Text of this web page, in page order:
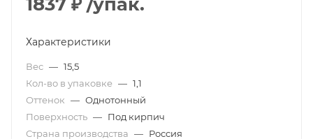
Характеристики
Вес — 15,5
Кол-во в упаковке — 1,1
Оттенок — Однотонный
Поверхность — Под кирпич
Страна производства — Россия